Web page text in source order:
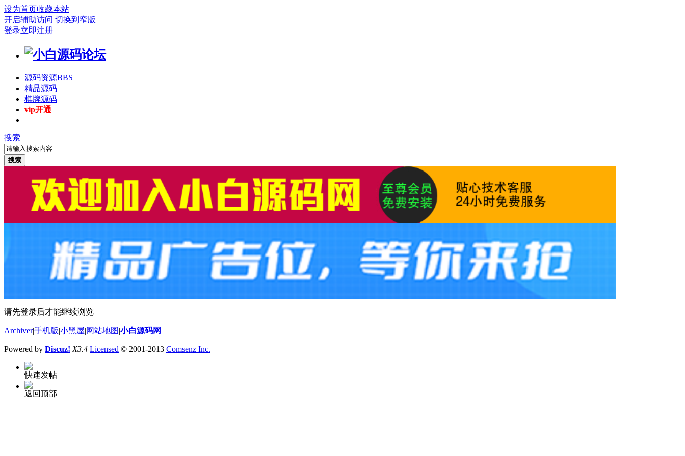
设为首页收藏本站
开启辅助访问 切换到窄版
登录立即注册
源码资源BBS
精品源码
棋牌源码
vip开通
搜索
搜索
请先登录后才能继续浏览
Archiver|手机版 小黑屋 网站地图 小白源码网
Powered by Discuz! X3.4 Licensed © 2001-2013 Comsenz Inc.
快速发帖
返回顶部